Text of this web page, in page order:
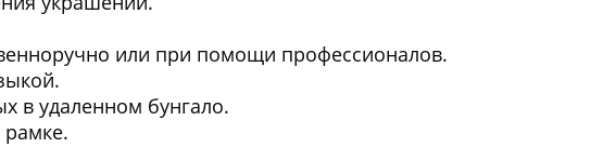
или при помощи профессионалов.
в удаленном бунгало.
рамке.